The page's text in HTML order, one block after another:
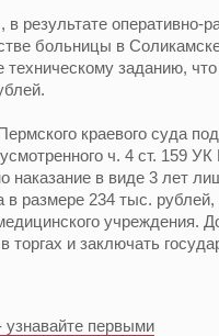
результате оперативно-
больницы в
заданию,
краевого суда
ч. 4 ст. 159
наказание в виде 3 лет
размере 234 тыс.
учреждения.
торгах и заключать
первыми